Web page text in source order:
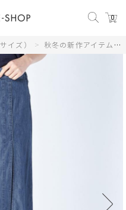
0
イズ） > 秋冬の新作アイテム >